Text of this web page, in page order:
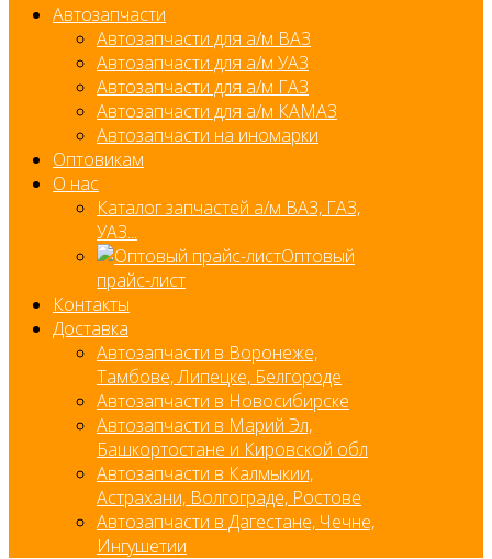
Автозапчасти
Автозапчасти для а/м ВАЗ
Автозапчасти для а/м УАЗ
Автозапчасти для а/м ГАЗ
Автозапчасти для а/м КАМАЗ
Автозапчасти на иномарки
Оптовикам
О нас
Каталог запчастей а/м ВАЗ, ГАЗ,
УАЗ...
Оптовый
прайс-лист
Контакты
Доставка
Автозапчасти в Воронеже,
Тамбове, Липецке, Белгороде
Автозапчасти в Новосибирске
Автозапчасти в Марий Эл,
Башкортостане и Кировской обл
Автозапчасти в Калмыкии,
Астрахани, Волгограде, Ростове
Автозапчасти в Дагестане, Чечне,
Ингушетии